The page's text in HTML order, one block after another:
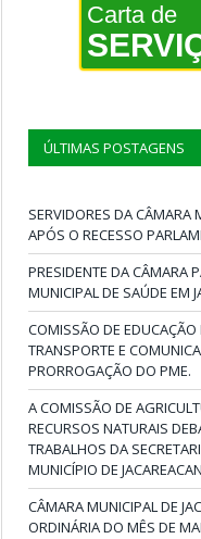
Carta de
ÚLTIMAS POSTAGENS
SERVIDORES DA CÂMARA
APÓS O RECESSO
PRESIDENTE DA CÂMARA
MUNICIPAL DE SAÚDE EM
COMISSÃO DE
TRANSPORTE E
PRORROGAÇÃO DO PME.
A COMISSÃO DE
RECURSOS NATURAIS
TRABALHOS DA
MUNICÍPIO DE
CÂMARA MUNICIPAL DE
ORDINÁRIA DO MÊS DE